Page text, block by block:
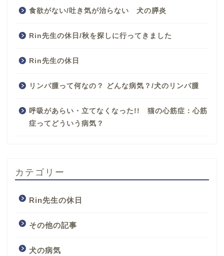
食欲がない/吐き気が治らない 犬の膵炎
Rin先生の休日/秋を探しに行ってきました
Rin先生の休日
リンパ腫って何なの？ どんな病気？/犬のリンパ腫
呼吸があらい・立てなくなった!! 猫の心筋症：心筋
症ってどういう病気？
カテゴリー
Rin先生の休日
その他の記事
犬の病気